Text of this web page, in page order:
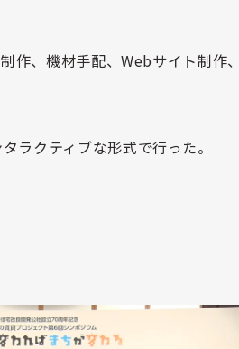
作、機材手配、Webサイト制作、
ラクティブな形式で行った。